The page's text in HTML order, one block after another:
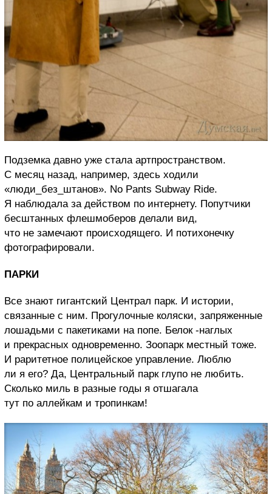
Подземка давно уже стала артпространством.
С месяц назад, например, здесь ходили
«люди_без_штанов». No Pants Subway Ride.
Я наблюдала за действом по интернету. Попутчики
бесштанных флешмоберов делали вид,
что не замечают происходящего. И потихонечку
фотографировали.
ПАРКИ
Все знают гигантский Централ парк. И истории,
связанные с ним. Прогулочные коляски, запряженные
лошадьми с пакетиками на попе. Белок -наглых
и прекрасных одновременно. Зоопарк местный тоже.
И раритетное полицейское управление. Люблю
ли я его? Да, Центральный парк глупо не любить.
Сколько миль в разные годы я отшагала
тут по аллейкам и тропинкам!